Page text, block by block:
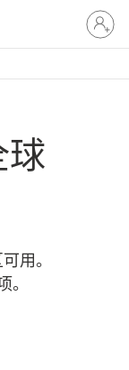
请
登
录
球
用。